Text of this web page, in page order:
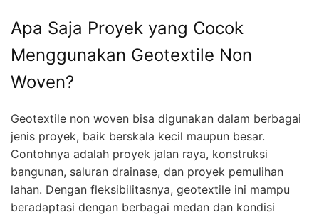
Apa Saja Proyek yang Cocok
Menggunakan Geotextile Non
Woven?
Geotextile non woven bisa digunakan dalam berbagai
jenis proyek, baik berskala kecil maupun besar.
Contohnya adalah proyek jalan raya, konstruksi
bangunan, saluran drainase, dan proyek pemulihan
lahan. Dengan fleksibilitasnya, geotextile ini mampu
beradaptasi dengan berbagai medan dan kondisi